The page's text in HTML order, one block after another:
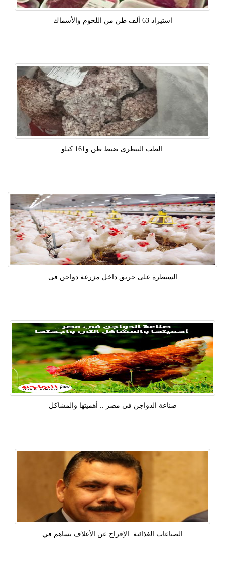
استيراد 63 ألف طن من اللحوم والأسماك
‫ الطب البيطرى ضبط طن و161 كيلو
السيطرة على حريق داخل مزرعة دواجن فى
صناعة الدواجن في مصر .. أهميتها والمشاكل
الصناعات الغذائية: الإفراج عن الأعلاف يساهم في